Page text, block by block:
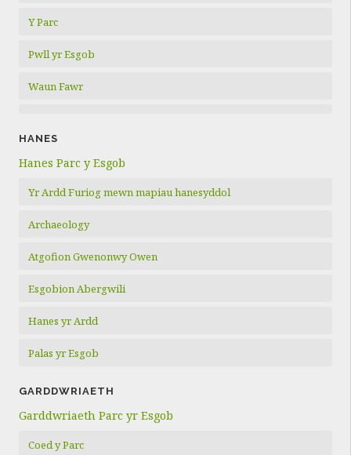
Y Parc
Pwll yr Esgob
Waun Fawr
HANES
Hanes Parc y Esgob
Yr Ardd Furiog mewn mapiau hanesyddol
Archaeology
Atgofion Gwenonwy Owen
Esgobion Abergwili
Hanes yr Ardd
Palas yr Esgob
GARDDWRIAETH
Garddwriaeth Parc yr Esgob
Coed y Parc